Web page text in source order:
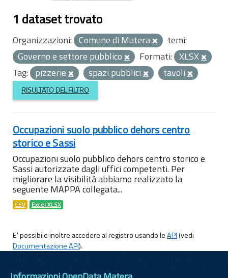
1 dataset trovato
Organizzazioni: Comune di Matera
temi:
Governo e settore pubblico
Formati: XLSX
Tag: pizzerie spazi pubblici tavoli
RISULTATO DEL FILTRO
Occupazioni suolo pubblico dehors centro
storico e Sassi
Occupazioni suolo pubblico dehors centro storico e
Sassi autorizzate dagli uffici competenti. Per
migliorare la visibilità abbiamo realizzato la
seguente MAPPA collegata...
CSV Excel XLSX
E' possibile inoltre accedere al registro usando leAPI(vedi
Documentazione API).